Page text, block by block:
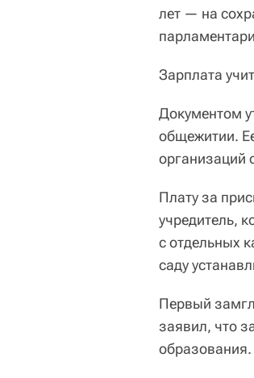
лет — на
Зарплата
Документом
общежитии.
организаций
Плату за
учредитель,
с отдельных
саду
Первый
заявил, что
образования.